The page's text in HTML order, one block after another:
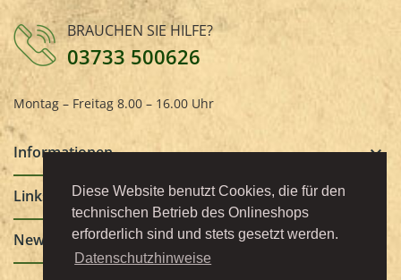
Diese Website benutzt Cookies, die für den
technischen Betrieb des Onlineshops
erforderlich sind und stets gesetzt werden.
Datenschutzhinweise
BRAUCHEN SIE HILFE?
03733 500626
Montag – Freitag 8.00 – 16.00 Uhr
Informationen keyboard_arrow_down
Links
Newsletter